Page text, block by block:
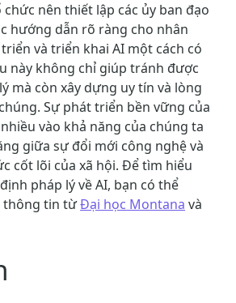
chức nên thiết lập các ủy ban đạo
hướng dẫn rõ ràng cho nhân
và triển khai AI một cách có
này không chỉ giúp tránh được
mà còn xây dựng uy tín và lòng
Sự phát triển bền vững của
vào khả năng của chúng ta
giữa sự đổi mới công nghệ và
cốt lõi của xã hội. Để tìm hiểu
pháp lý về AI, bạn có thể
thông tin từĐại học Montana và